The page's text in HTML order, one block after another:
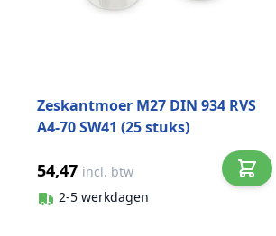
Zeskantmoer M27 DIN 934 RVS
A4-70 SW41 (25 stuks)
54,47 incl. btw
2-5 werkdagen